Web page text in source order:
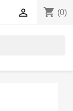
shopping_cart (0)
